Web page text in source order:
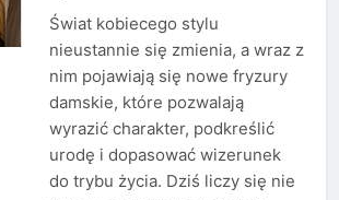
Świat kobiecego stylu
nieustannie się zmienia, a wraz z
nim pojawiają się nowe fryzury
damskie, które pozwalają
wyrazić charakter, podkreślić
urodę i dopasować wizerunek
do trybu życia. Dziś liczy się nie